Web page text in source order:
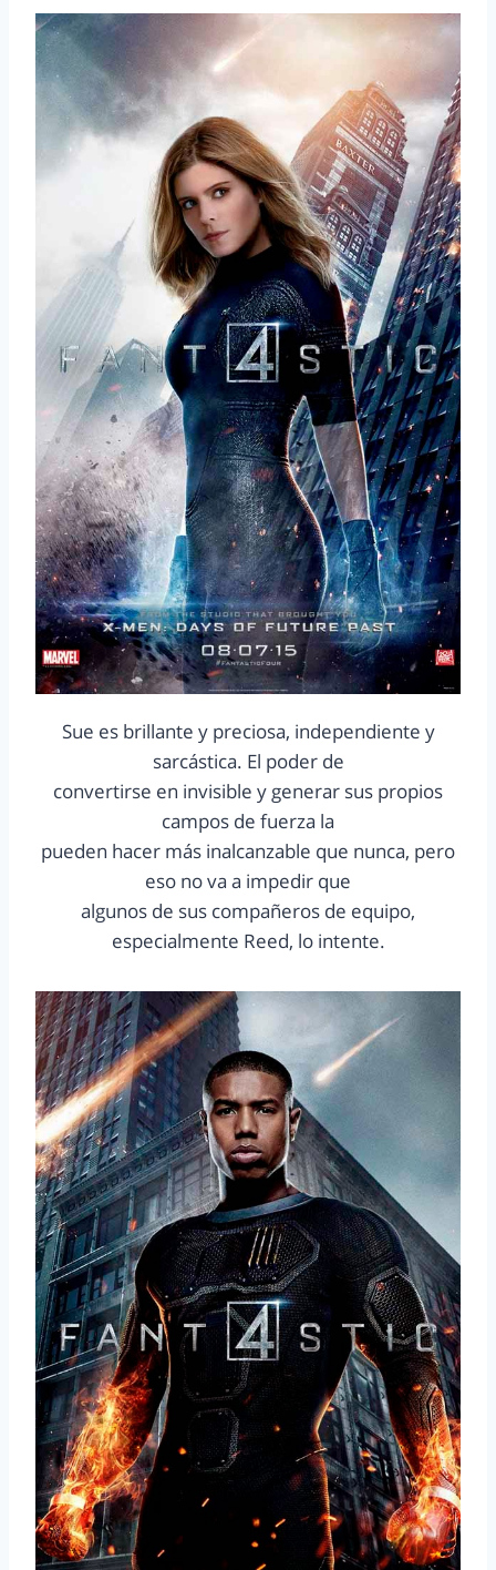
Sue es brillante y preciosa, independiente y
sarcástica. El poder de
convertirse en invisible y generar sus propios
campos de fuerza la
pueden hacer más inalcanzable que nunca, pero
eso no va a impedir que
algunos de sus compañeros de equipo,
especialmente Reed, lo intente.